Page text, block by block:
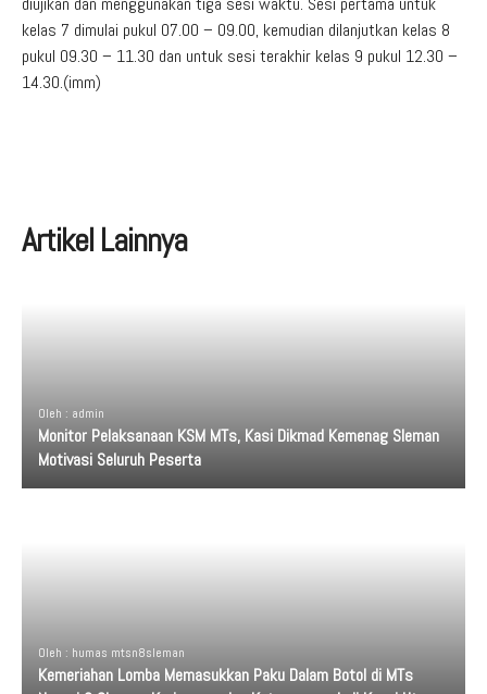
kelas 7 dimulai pukul 07.00 – 09.00, kemudian dilanjutkan kelas 8
pukul 09.30 – 11.30 dan untuk sesi terakhir kelas 9 pukul 12.30 –
14.30.(imm)
Artikel Lainnya
Oleh : admin
Monitor Pelaksanaan KSM MTs, Kasi Dikmad Kemenag Sleman
Motivasi Seluruh Peserta
Oleh : humas mtsn8sleman
Kemeriahan Lomba Memasukkan Paku Dalam Botol di MTs